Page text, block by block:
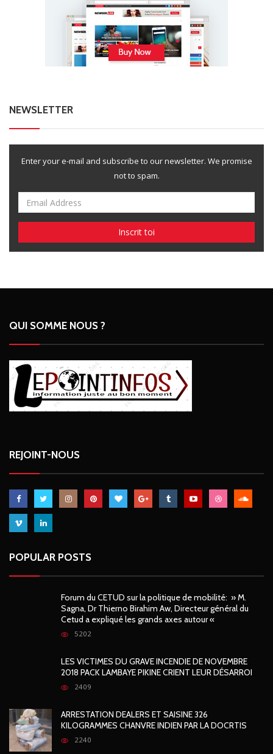
NEWSLETTER
Enter your e-mail and subscribe to our newsletter. We promise
not to spam.
QUI SOMME NOUS ?
REJOINT-NOUS
POPULAR POSTS
Forum du CETUD sur la politique de mobilité: » M.
Sagna, Dr Thierno Birahim Aw, Directeur général du
Cetud a expliqué les grands axes autour «
5202
LES VICTIMES DU GRAVE INCENDIE DE NOVEMBRE
2018 PACK LAMBAYE PIKINE CRIENT LEUR DÉSARROI
2409
ARRESTATION DEALERS ET SAISINE 326
KILOGRAMMES CHANVRE INDIEN PAR LA DOCRTIS
2240